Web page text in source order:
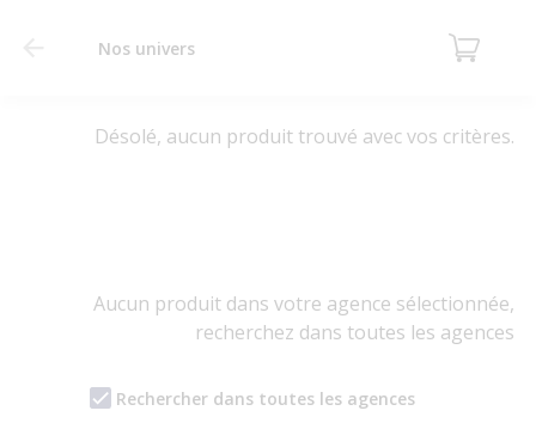
Nos univers
Désolé, aucun produit trouvé avec vos critères.
Aucun produit dans votre agence sélectionnée,
recherchez dans toutes les agences
Rechercher dans toutes les agences